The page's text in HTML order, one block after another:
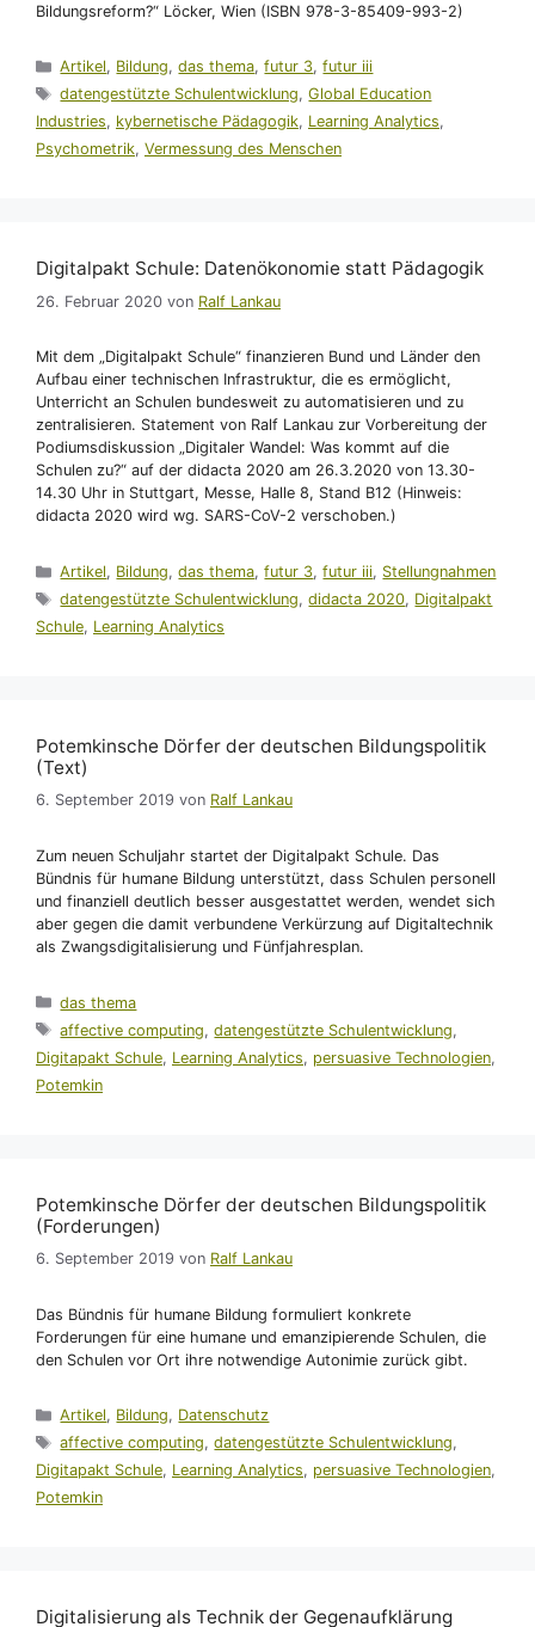
Bildungsreform?“ Löcker, Wien (ISBN 978-3-85409-993-2)
Kategorien
Artikel, Bildung,das thema,futur 3,futur iii
Schlagwörter
datengestützte Schulentwicklung,Global Education
Industries, kybernetische Pädagogik, Learning Analytics,
Psychometrik, Vermessung des Menschen
Digitalpakt Schule: Datenökonomie statt Pädagogik
26. Februar 2020 von Ralf Lankau
Mit dem „Digitalpakt Schule“ finanzieren Bund und Länder den
Aufbau einer technischen Infrastruktur, die es ermöglicht,
Unterricht an Schulen bundesweit zu automatisieren und zu
zentralisieren. Statement von Ralf Lankau zur Vorbereitung der
Podiumsdiskussion „Digitaler Wandel: Was kommt auf die
Schulen zu?“ auf der didacta 2020 am 26.3.2020 von 13.30-
14.30 Uhr in Stuttgart, Messe, Halle 8, Stand B12 (Hinweis:
didacta 2020 wird wg. SARS-CoV-2 verschoben.)
Kategorien
Artikel, Bildung,das thema,futur 3,futur iii, Stellungnahmen
Schlagwörter
datengestützte Schulentwicklung,didacta 2020, Digitalpakt
Schule, Learning Analytics
Potemkinsche Dörfer der deutschen Bildungspolitik
(Text)
6. September 2019 von Ralf Lankau
Zum neuen Schuljahr startet der Digitalpakt Schule. Das
Bündnis für humane Bildung unterstützt, dass Schulen personell
und finanziell deutlich besser ausgestattet werden, wendet sich
aber gegen die damit verbundene Verkürzung auf Digitaltechnik
als Zwangsdigitalisierung und Fünfjahresplan.
Kategorien
das thema
Schlagwörter
affective computing,datengestützte Schulentwicklung,
Digitapakt Schule, Learning Analytics, persuasive Technologien,
Potemkin
Potemkinsche Dörfer der deutschen Bildungspolitik
(Forderungen)
6. September 2019 von Ralf Lankau
Das Bündnis für humane Bildung formuliert konkrete
Forderungen für eine humane und emanzipierende Schulen, die
den Schulen vor Ort ihre notwendige Autonimie zurück gibt.
Kategorien
Artikel, Bildung, Datenschutz
Schlagwörter
affective computing,datengestützte Schulentwicklung,
Digitapakt Schule, Learning Analytics, persuasive Technologien,
Potemkin
Digitalisierung als Technik der Gegenaufklärung